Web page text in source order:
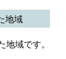
地域
域です。